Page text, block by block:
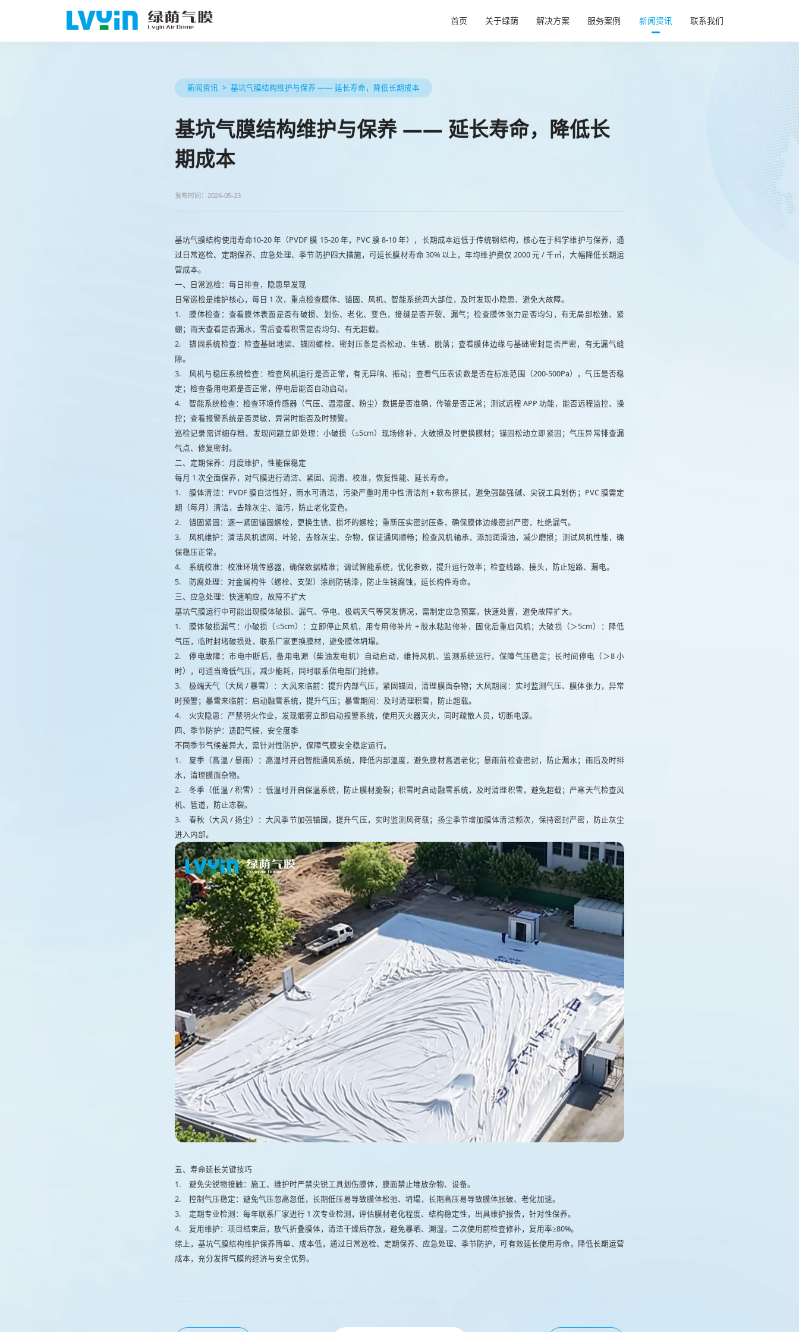
首页 关于绿荫 解决方案
航空工业
充气帐篷
服务案例
航空工业
充气帐篷
新闻资讯 联系我们
新闻资讯 基坑气膜结构维护与保养 —— 延长寿命，降低长期成本
基坑气膜结构维护与保养 —— 延长寿命，降低长
期成本
发布时间：2026-05-23
基坑气膜结构使用寿命10-20 年（PVDF 膜 15-20 年，PVC 膜 8-10 年），长期成本远低于传统钢结构，核心在于科学维护与保养，通
过日常巡检、定期保养、应急处理、季节防护四大措施，可延长膜材寿命 30% 以上，年均维护费仅 2000 元 / 千㎡，大幅降低长期运
营成本。
一、日常巡检：每日排查，隐患早发现
日常巡检是维护核心，每日 1 次，重点检查膜体、锚固、风机、智能系统四大部位，及时发现小隐患、避免大故障。
1.
膜体检查：查看膜体表面是否有破损、划伤、老化、变色，接缝是否开裂、漏气；检查膜体张力是否均匀，有无局部松弛、紧
绷；雨天查看是否漏水，雪后查看积雪是否均匀、有无超载。
2.
锚固系统检查：检查基础地梁、锚固螺栓、密封压条是否松动、生锈、脱落；查看膜体边缘与基础密封是否严密，有无漏气缝
隙。
3.
风机与稳压系统检查：检查风机运行是否正常，有无异响、振动；查看气压表读数是否在标准范围（200-500Pa），气压是否稳
定；检查备用电源是否正常，停电后能否自动启动。
4.
智能系统检查：检查环境传感器（气压、温湿度、粉尘）数据是否准确，传输是否正常；测试远程 APP 功能，能否远程监控、操
控；查看报警系统是否灵敏，异常时能否及时预警。
巡检记录需详细存档，发现问题立即处理：小破损（≤5cm）现场修补，大破损及时更换膜材；锚固松动立即紧固；气压异常排查漏
气点、修复密封。
二、定期保养：月度维护，性能保稳定
每月 1 次全面保养，对气膜进行清洁、紧固、润滑、校准，恢复性能、延长寿命。
1.
膜体清洁：PVDF 膜自洁性好，雨水可清洁，污染严重时用中性清洁剂 + 软布擦拭，避免强酸强碱、尖锐工具划伤；PVC 膜需定
期（每月）清洁，去除灰尘、油污，防止老化变色。
2.
锚固紧固：逐一紧固锚固螺栓，更换生锈、损坏的螺栓；重新压实密封压条，确保膜体边缘密封严密，杜绝漏气。
3.
风机维护：清洁风机滤网、叶轮，去除灰尘、杂物，保证通风顺畅；检查风机轴承，添加润滑油，减少磨损；测试风机性能，确
保稳压正常。
4.
系统校准：校准环境传感器，确保数据精准；调试智能系统，优化参数，提升运行效率；检查线路、接头，防止短路、漏电。
5.
防腐处理：对金属构件（螺栓、支架）涂刷防锈漆，防止生锈腐蚀，延长构件寿命。
三、应急处理：快速响应，故障不扩大
基坑气膜运行中可能出现膜体破损、漏气、停电、极端天气等突发情况，需制定应急预案，快速处置，避免故障扩大。
1.
膜体破损漏气：小破损（≤5cm）：立即停止风机，用专用修补片 + 胶水粘贴修补，固化后重启风机；大破损（＞5cm）：降低
气压，临时封堵破损处，联系厂家更换膜材，避免膜体坍塌。
2.
停电故障：市电中断后，备用电源（柴油发电机）自动启动，维持风机、监测系统运行，保障气压稳定；长时间停电（＞8 小
时），可适当降低气压，减少能耗，同时联系供电部门抢修。
3.
极端天气（大风 / 暴雪）：大风来临前：提升内部气压，紧固锚固，清理膜面杂物；大风期间：实时监测气压、膜体张力，异常
时预警；暴雪来临前：启动融雪系统，提升气压；暴雪期间：及时清理积雪，防止超载。
4.
火灾隐患：严禁明火作业，发现烟雾立即启动报警系统，使用灭火器灭火，同时疏散人员，切断电源。
四、季节防护：适配气候，安全度季
不同季节气候差异大，需针对性防护，保障气膜安全稳定运行。
1.
夏季（高温 / 暴雨）：高温时开启智能通风系统，降低内部温度，避免膜材高温老化；暴雨前检查密封，防止漏水；雨后及时排
水，清理膜面杂物。
2.
冬季（低温 / 积雪）：低温时开启保温系统，防止膜材脆裂；积雪时启动融雪系统，及时清理积雪，避免超载；严寒天气检查风
机、管道，防止冻裂。
3.
春秋（大风 / 扬尘）：大风季节加强锚固，提升气压，实时监测风荷载；扬尘季节增加膜体清洁频次，保持密封严密，防止灰尘
进入内部。
五、寿命延长关键技巧
1.
避免尖锐物接触：施工、维护时严禁尖锐工具划伤膜体，膜面禁止堆放杂物、设备。
2.
控制气压稳定：避免气压忽高忽低，长期低压易导致膜体松弛、坍塌，长期高压易导致膜体胀破、老化加速。
3.
定期专业检测：每年联系厂家进行 1 次专业检测，评估膜材老化程度、结构稳定性，出具维护报告，针对性保养。
4.
复用维护：项目结束后，放气折叠膜体，清洁干燥后存放，避免暴晒、潮湿，二次使用前检查修补，复用率≥80%。
综上，基坑气膜结构维护保养简单、成本低，通过日常巡检、定期保养、应急处理、季节防护，可有效延长使用寿命，降低长期运营
成本，充分发挥气膜的经济与安全优势。